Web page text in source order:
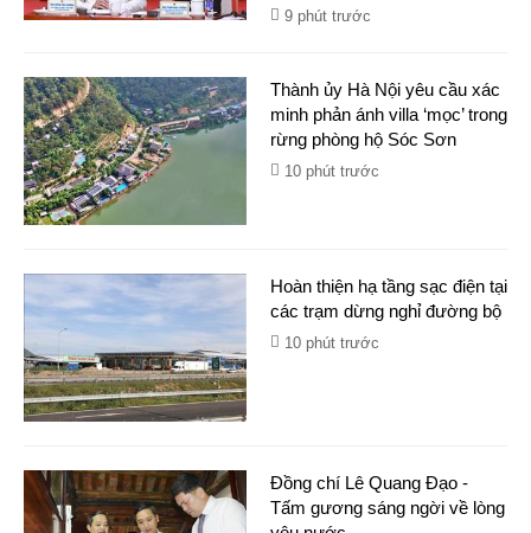
9 phút trước
Thành ủy Hà Nội yêu cầu xác
minh phản ánh villa ‘mọc’ trong
rừng phòng hộ Sóc Sơn
10 phút trước
Hoàn thiện hạ tầng sạc điện tại
các trạm dừng nghỉ đường bộ
10 phút trước
Đồng chí Lê Quang Đạo -
Tấm gương sáng ngời về lòng